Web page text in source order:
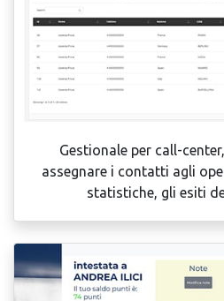
Gestionale per call-
assegnare i contatti agli
statistiche, gli esiti